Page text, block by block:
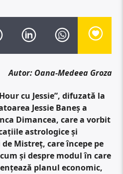
Autor: Oana-Medeea Groza
cu Jessie”, difuzată la
Jessie Baneș a
Dimancea, care a vorbit
astrologice și
Mistreț, care începe pe
și despre modul în care
planul economic,